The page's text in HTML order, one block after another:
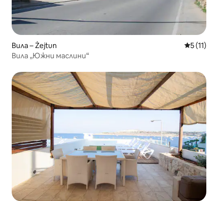
Вила – Żejtun Средна
5 (11)
Вила „Южни маслини“